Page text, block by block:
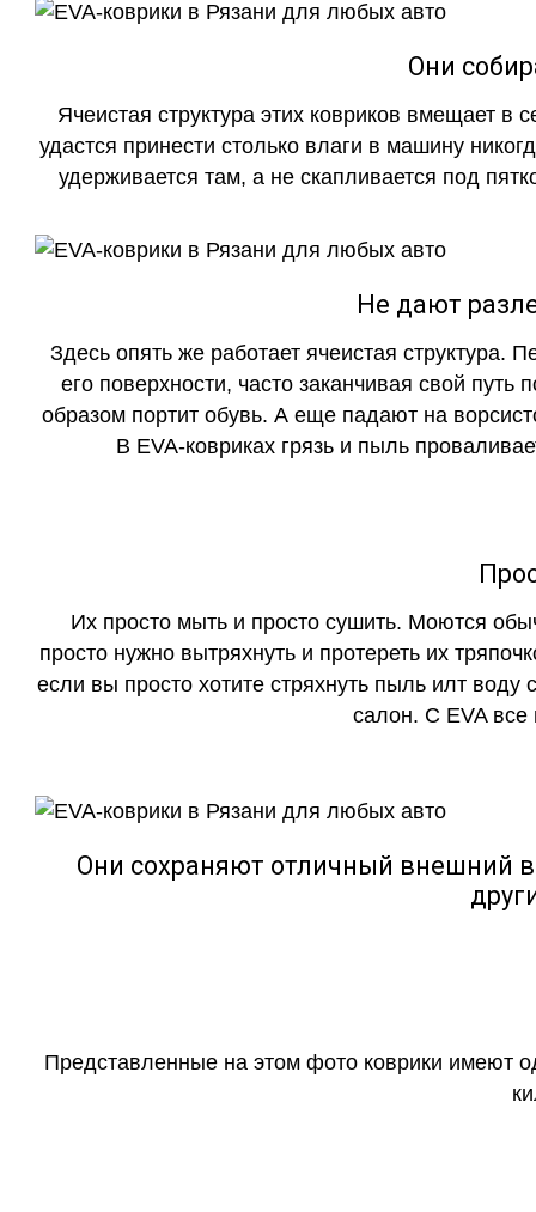
Они
Ячеистая структура этих ковриков вмещает в
удастся принести столько влаги в машину
удерживается там, а не скапливается под
Не дают
Здесь опять же работает ячеистая структура.
его поверхности, часто заканчивая свой
образом портит обувь. А еще падают на
В EVA-ковриках грязь и пыль
Их просто мыть и просто сушить. Моются
просто нужно вытряхнуть и протереть их
если вы просто хотите стряхнуть пыль илт воду
салон. С EVA все
Они сохраняют отличный внешний
Представленные на этом фото коврики имеют